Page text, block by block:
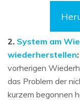
2. System am
wiederherstellen:
vorherigen
das Problem der
kurzem begonnen